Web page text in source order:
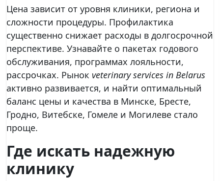
Цена зависит от уровня клиники, региона и
сложности процедуры. Профилактика
существенно снижает расходы в долгосрочной
перспективе. Узнавайте о пакетах годового
обслуживания, программах лояльности,
рассрочках. Рынок veterinary services in Belarus
активно развивается, и найти оптимальный
баланс цены и качества в Минске, Бресте,
Гродно, Витебске, Гомеле и Могилеве стало
проще.
Где искать надежную
клинику